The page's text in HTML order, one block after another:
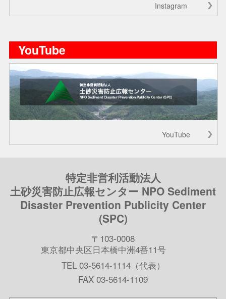
Instagram
YouTube
YouTube
特定非営利活動法人
土砂災害防止広報センター NPO Sediment
Disaster Prevention Publicity Center
(SPC)
〒103-0008
東京都中央区日本橋中洲4番11号
TEL 03-5614-1114（代表）
FAX 03-5614-1109